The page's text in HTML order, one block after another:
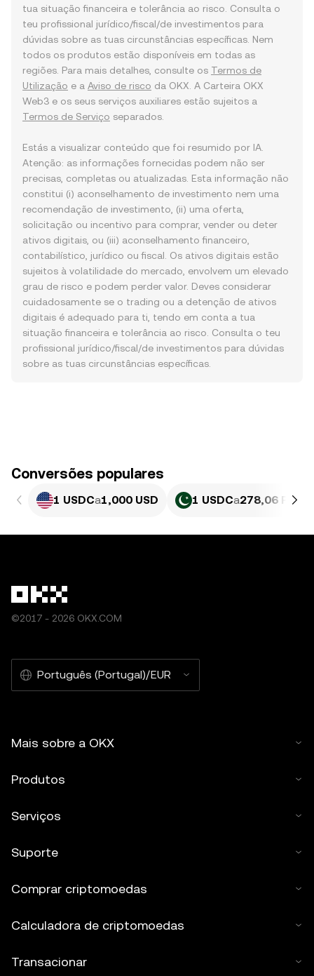
tua situação financeira e tolerância ao risco. Consulta o
teu profissional jurídico/fiscal/de investimentos para
dúvidas sobre as tuas circunstâncias específicas. Nem
todos os produtos estão disponíveis em todas as
regiões. Para mais detalhes, consulte os Termos de
Utilização e a Aviso de risco da OKX. A Carteira OKX
Web3 e os seus serviços auxiliares estão sujeitos a
Termos de Serviço separados.
Estás a visualizar conteúdo que foi resumido por IA.
Atenção: as informações fornecidas podem não ser
precisas, completas ou atualizadas. Esta informação não
constitui (i) aconselhamento de investimento nem uma
recomendação de investimento, (ii) uma oferta,
solicitação ou incentivo para comprar, vender ou deter
ativos digitais, ou (iii) aconselhamento financeiro,
contabilístico, jurídico ou fiscal. Os ativos digitais estão
sujeitos à volatilidade do mercado, envolvem um elevado
grau de risco e podem perder valor. Deves considerar
cuidadosamente se o trading ou a detenção de ativos
digitais é adequado para ti, tendo em conta a tua
situação financeira e tolerância ao risco. Consulta o teu
profissional jurídico/fiscal/de investimentos para dúvidas
sobre as tuas circunstâncias específicas.
Conversões populares
1 USDCa1,000 USD 1 USDCa278,06 PKR
©2017 - 2026 OKX.COM
Português (Portugal)/EUR
Mais sobre a OKX
Produtos
Serviços
Suporte
Comprar criptomoedas
Calculadora de criptomoedas
Transacionar